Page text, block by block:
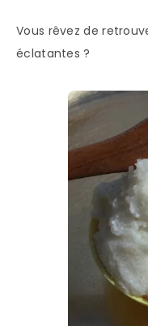
Vous rêvez de
éclatantes ?